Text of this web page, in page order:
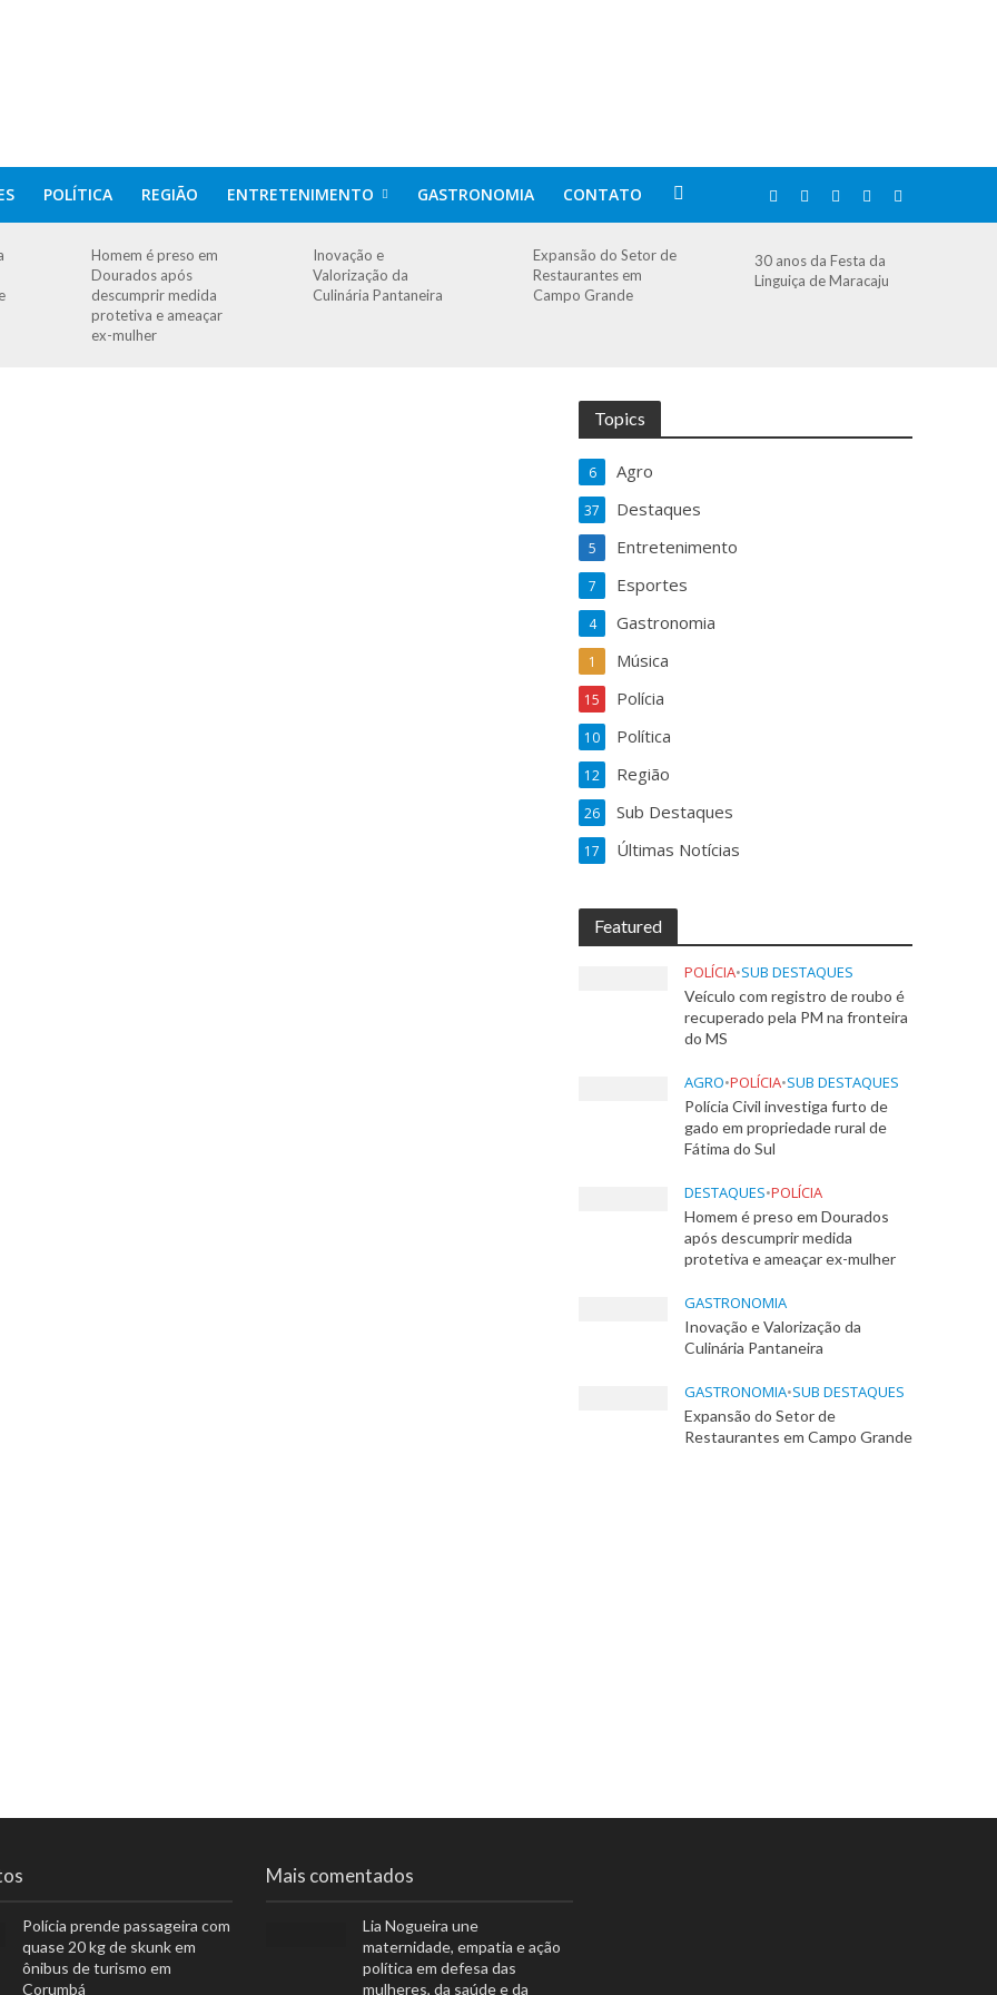
POLÍTICA REGIÃO ENTRETENIMENTO GASTRONOMIA CONTATO
Homem é preso em
Dourados após
descumprir medida
protetiva e ameaçar
ex-mulher
Inovação e
Valorização da
Culinária Pantaneira
Expansão do Setor de
Restaurantes em
Campo Grande
30 anos da Festa da
Linguiça de Maracaju
Topics
Agro
6
Destaques
37
Entretenimento
5
Esportes
7
Gastronomia
4
Música
1
Polícia
15
Política
10
Região
12
Sub Destaques
26
Últimas Notícias
17
Featured
POLÍCIA•SUB DESTAQUES
Veículo com registro de roubo é
recuperado pela PM na fronteira
do MS
AGRO•POLÍCIA•SUB DESTAQUES
Polícia Civil investiga furto de
gado em propriedade rural de
Fátima do Sul
DESTAQUES•POLÍCIA
Homem é preso em Dourados
após descumprir medida
protetiva e ameaçar ex-mulher
GASTRONOMIA
Inovação e Valorização da
Culinária Pantaneira
GASTRONOMIA•SUB DESTAQUES
Expansão do Setor de
Restaurantes em Campo Grande
Polícia prende passageira com
quase 20 kg de skunk em
ônibus de turismo em
Corumbá
Mais comentados
Lia Nogueira une
maternidade, empatia e ação
política em defesa das
mulheres, da saúde e da